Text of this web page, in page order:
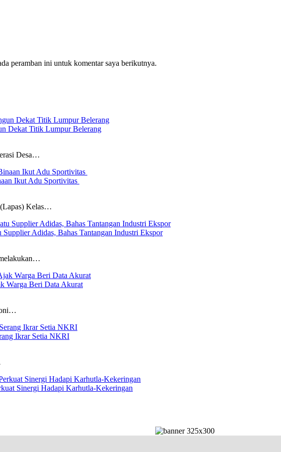
peramban ini untuk komentar saya berikutnya.
Dekat Titik Lumpur Belerang
Desa…
Ikut Adu Sportivitas
(Lapas) Kelas…
Adidas, Bahas Tantangan Industri Ekspor
Warga Beri Data Akurat
Ikrar Setia NKRI
Sinergi Hadapi Karhutla-Kekeringan